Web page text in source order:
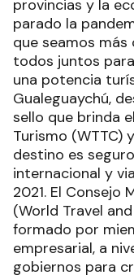
provincias y la
parado la
que seamos
todos juntos
una potencia
Gualeguaychú,
sello que brinda
Turismo (WTTC)
destino es
internacional y
2021. El Consejo
(World Travel
formado por
empresarial, a
gobiernos para